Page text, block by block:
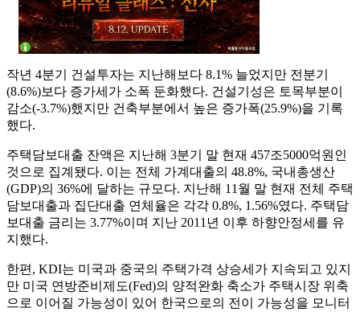
작년 4분기 건설투자는 지난해보다 8.1% 늘었지만 전분기
(8.6%)보다 증가세가 소폭 둔화했다. 건설기성은 토목부분이
감소(-3.7%)했지만 건축부분에서 높은 증가폭(25.9%)을 기록
했다.
주택담보대출 잔액은 지난해 3분기 말 현재 457조5000억원인
것으로 집계됐다. 이는 전체 가계대출의 48.8%, 국내총생산
(GDP)의 36%에 달하는 규모다. 지난해 11월 말 현재 전체 주택
담보대출과 집단대출 연체율은 각각 0.8%, 1.56%였다. 주택담
보대출 금리는 3.77%이며 지난 2011년 이후 하향안정세를 유
지했다.
한편, KDI는 미국과 중국의 주택가격 상승세가 지속되고 있지
만 미국 연방준비제도(Fed)의 양적완화 축소가 주택시장 위축
으로 이어질 가능성이 있어 한국으로의 전이 가능성을 모니터